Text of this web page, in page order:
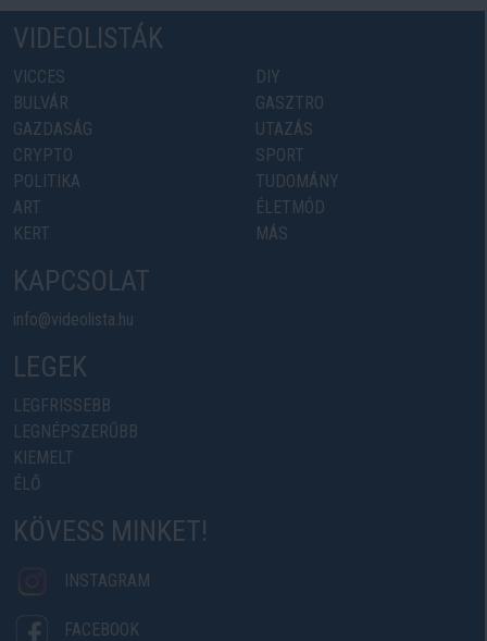
VIDEOLISTÁK
VICCES
BULVÁR
GAZDASÁG
CRYPTO
POLITIKA
ART
KERT
DIY
GASZTRO
UTAZÁS
SPORT
TUDOMÁNY
ÉLETMÓD
MÁS
KAPCSOLAT
info@videolista.hu
LEGEK
LEGFRISSEBB
LEGNÉPSZERŰBB
KIEMELT
ÉLŐ
KÖVESS MINKET!
INSTAGRAM
FACEBOOK